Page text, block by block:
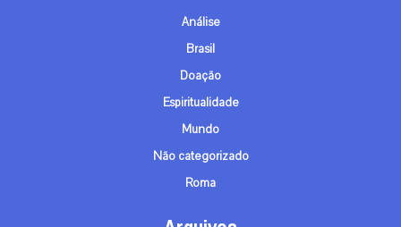
Análise
Brasil
Doação
Espiritualidade
Mundo
Não categorizado
Roma